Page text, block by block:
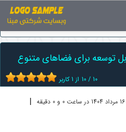
پروژکتور، نمایشگر قابل توسعه برای ...
توسعه برای فضاهای متنوع
10 / 10 از 1کاربر
|